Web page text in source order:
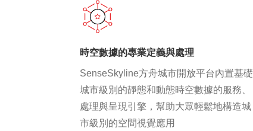
時空數據的專業定義與處理
SenseSkyline方舟城市開放平台內置基礎
城市級別的靜態和動態時空數據的服務、
處理與呈現引擎，幫助大眾輕鬆地構造城
市級別的空間視覺應用